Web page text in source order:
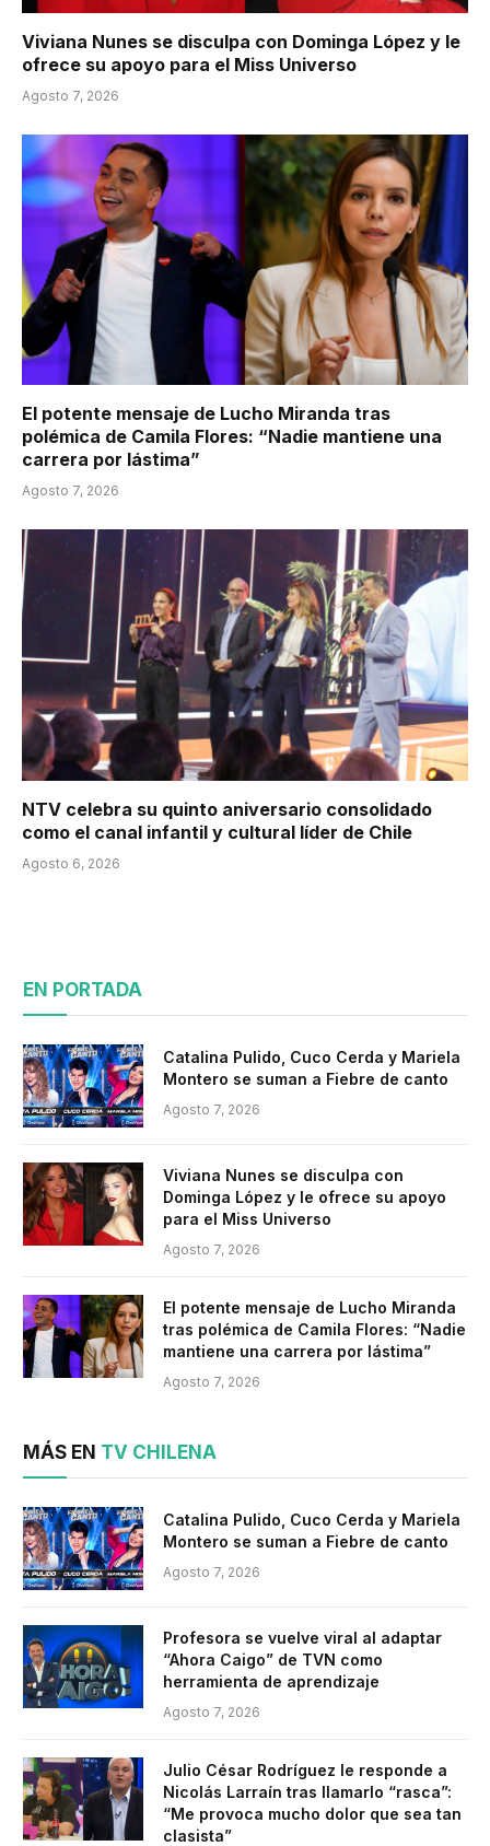
Viviana Nunes se disculpa con Dominga López y le
ofrece su apoyo para el Miss Universo
Agosto 7, 2026
El potente mensaje de Lucho Miranda tras
polémica de Camila Flores: “Nadie mantiene una
carrera por lástima”
Agosto 7, 2026
NTV celebra su quinto aniversario consolidado
como el canal infantil y cultural líder de Chile
Agosto 6, 2026
EN PORTADA
Catalina Pulido, Cuco Cerda y Mariela
Montero se suman a Fiebre de canto
Agosto 7, 2026
Viviana Nunes se disculpa con
Dominga López y le ofrece su apoyo
para el Miss Universo
Agosto 7, 2026
El potente mensaje de Lucho Miranda
tras polémica de Camila Flores: “Nadie
mantiene una carrera por lástima”
Agosto 7, 2026
MÁS EN TV CHILENA
Catalina Pulido, Cuco Cerda y Mariela
Montero se suman a Fiebre de canto
Agosto 7, 2026
Profesora se vuelve viral al adaptar
“Ahora Caigo” de TVN como
herramienta de aprendizaje
Agosto 7, 2026
Julio César Rodríguez le responde a
Nicolás Larraín tras llamarlo “rasca”:
“Me provoca mucho dolor que sea tan
clasista”